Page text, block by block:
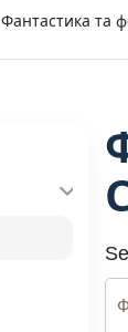
Фантастика та